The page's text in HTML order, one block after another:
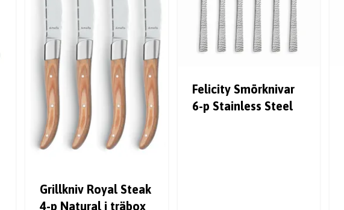
Grillkniv Royal Steak
4-p Natural i träbox
Felicity Smörknivar
6-p Stainless Steel